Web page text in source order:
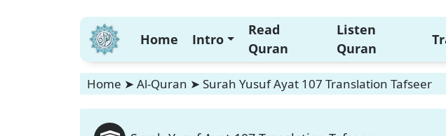
Home Intro
Read
Quran
Listen
Quran
Home ➤ Al-Quran ➤ Surah Yusuf Ayat 107 Translation Tafseer